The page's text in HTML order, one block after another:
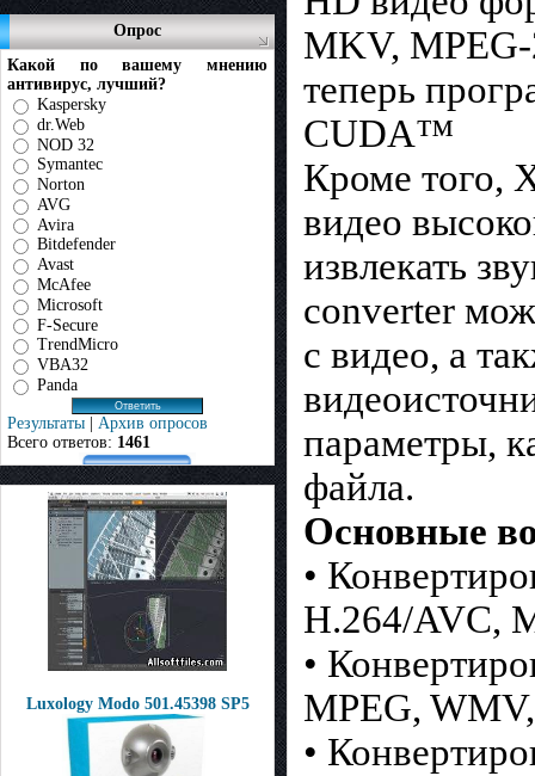
Опрос
Какой по вашему мнению
антивирус, лучший?
Kaspersky
dr.Web
NOD 32
Symantec
Norton
AVG
Avira
Bitdefender
Avast
McAfee
Microsoft
F-Secure
TrendMicro
VBA32
Panda
Результаты | Архив опросов
Всего ответов: 1461
Luxology Modo 501.45398 SP5
MKV,
теперь
CUDA™
Кроме того,
видео
извлекать
converter
с видео, а
параметры,
файла.
Основные
•
H.264/AVC,
•
MPEG,
•